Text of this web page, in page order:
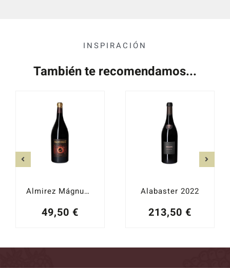
INSPIRACIÓN
También te recomendamos...
Almirez Mágnum 2021
49,50 €
Alabaster 2022
213,50 €